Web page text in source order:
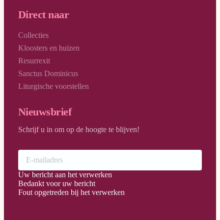
Direct naar
Collecties
Kloosters en huizen
Resurrexit
Sanctus Dominicus
Liturgische voorstellen
Nieuwsbrief
Schrijf u in om op de hoogte te blijven!
Uw bericht aan het verwerken
Bedankt voor uw bericht
Fout opgetreden bij het verwerken